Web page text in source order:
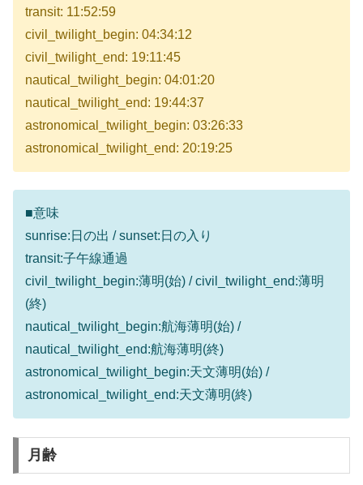
transit: 11:52:59
civil_twilight_begin: 04:34:12
civil_twilight_end: 19:11:45
nautical_twilight_begin: 04:01:20
nautical_twilight_end: 19:44:37
astronomical_twilight_begin: 03:26:33
astronomical_twilight_end: 20:19:25
■意味
sunrise:日の出 / sunset:日の入り
transit:子午線通過
civil_twilight_begin:薄明(始) / civil_twilight_end:薄明
(終)
nautical_twilight_begin:航海薄明(始) /
nautical_twilight_end:航海薄明(終)
astronomical_twilight_begin:天文薄明(始) /
astronomical_twilight_end:天文薄明(終)
月齢